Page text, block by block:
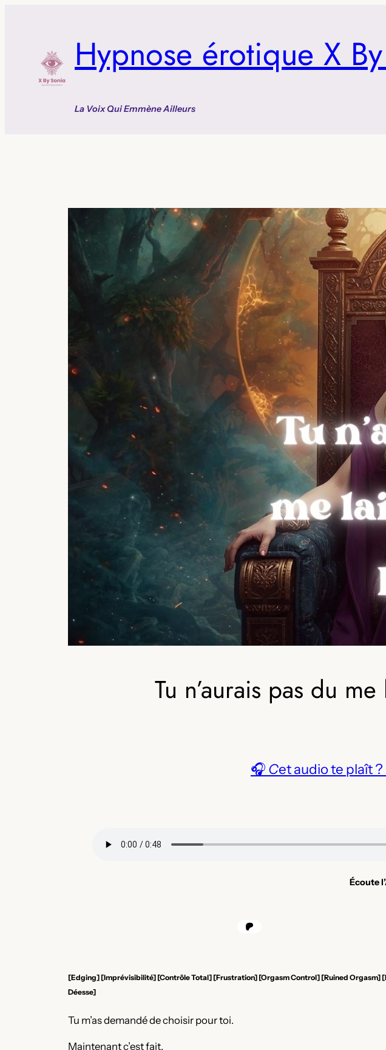
Hypnose érotique X
La Voix Qui Emmène Ailleurs
Tu n’aurais pas du
🎧 Cet audio te plaît
Écoute
[Edging] [Imprévisibilité] [Contrôle Total] [Frustration] [Orgasm Control] [Ruined Orgasm]
Déesse]
Tu m’as demandé de choisir pour toi.
Maintenant c’est fait.